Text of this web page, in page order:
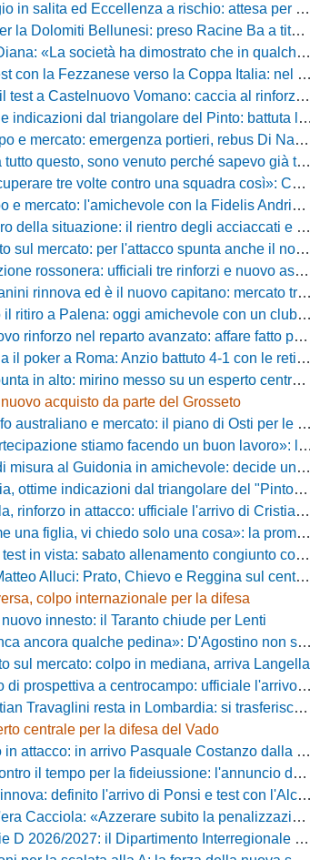
ed Eccellenza a rischio: attesa per i fondi e l'ipotesi Promozione
Dolomiti Bellunesi: preso Racine Ba a titolo definitivo
«La società ha dimostrato che in qualche giorno...»
Fezzanese verso la Coppa Italia: nel mirino la sfida con la Torres
Vomano: caccia al rinforzo in attacco tra Giampaolo e Palma
triangolare del Pinto: battuta l'Ischia, ora c'è il Cassino prima della Coppa
emergenza portieri, rebus Di Nardo e le manovre del ds Foggia
sono venuto perché sapevo già tutto»: la carica di Nesta al popolo irpino
contro una squadra così»: Calabro promuove il carattere del suo Padova
l'amichevole con la Fidelis Andria, le parole di Pelosi e l'idea Conti
situazione: il rientro degli acciaccati e le trattative di mercato
mercato: per l'attacco spunta anche il nome di Okaka
ufficiali tre rinforzi e nuovo assetto al vertice del club
ed è il nuovo capitano: mercato tra colpi esperti e l'addio a Daffara
a Palena: oggi amichevole con un club di D verso la Coppa
nel reparto avanzato: affare fatto per Della Pietra
Roma: Anzio battuto 4-1 con le reti di Palmieri, Esposito, Suhs e Maggio
in alto: mirino messo su un esperto centrocampista
acquisto da parte del Grosseto
e mercato: il piano di Osti per le uscite e la suggestione Almena
facendo un buon lavoro»: la carica di mister Bonera accende la Pro Vercelli
al Guidonia in amichevole: decide un rigore di Zuppel a Bastia
indicazioni dal triangolare del "Pinto": il report
in attacco: ufficiale l'arrivo di Cristian Padula dal Torino
vi chiedo solo una cosa»: la promessa di Vittorio Massi commuove la piazza
in vista: sabato allenamento congiunto con il Bisignano
Alluci: Prato, Chievo e Reggina sul centrocampista
colpo internazionale per la difesa
innesto: il Taranto chiude per Lenti
qualche pedina»: D'Agostino non si ferma e punta in alto
sul mercato: colpo in mediana, arriva Langella
a centrocampo: ufficiale l'arrivo di Bilal Khamlich
Travaglini resta in Lombardia: si trasferisce in Serie D
centrale per la difesa del Vado
in arrivo Pasquale Costanzo dalla Paganese
per la fideiussione: l'annuncio della società e le ragioni dello slittamento
definito l'arrivo di Ponsi e test con l'Alcione
«Azzerare subito la penalizzazione, saremo camaleontici»
il Dipartimento Interregionale corregge il tabellone, ecco i nuovi abbinamenti